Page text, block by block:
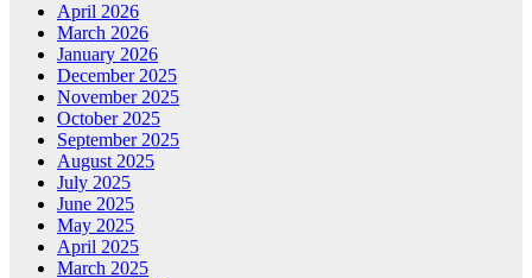
April 2026
March 2026
January 2026
December 2025
November 2025
October 2025
September 2025
August 2025
July 2025
June 2025
May 2025
April 2025
March 2025